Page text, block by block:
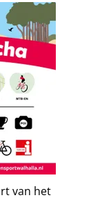
van het